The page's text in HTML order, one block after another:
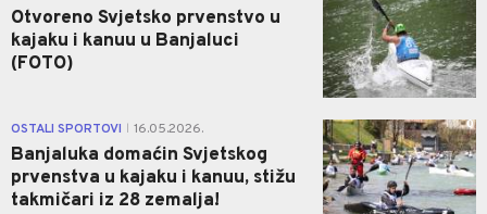
Otvoreno Svjetsko prvenstvo u
kajaku i kanuu u Banjaluci
(FOTO)
OSTALI SPORTOVI 16.05.2026.
Banjaluka domaćin Svjetskog
prvenstva u kajaku i kanuu, stižu
takmičari iz 28 zemalja!
0